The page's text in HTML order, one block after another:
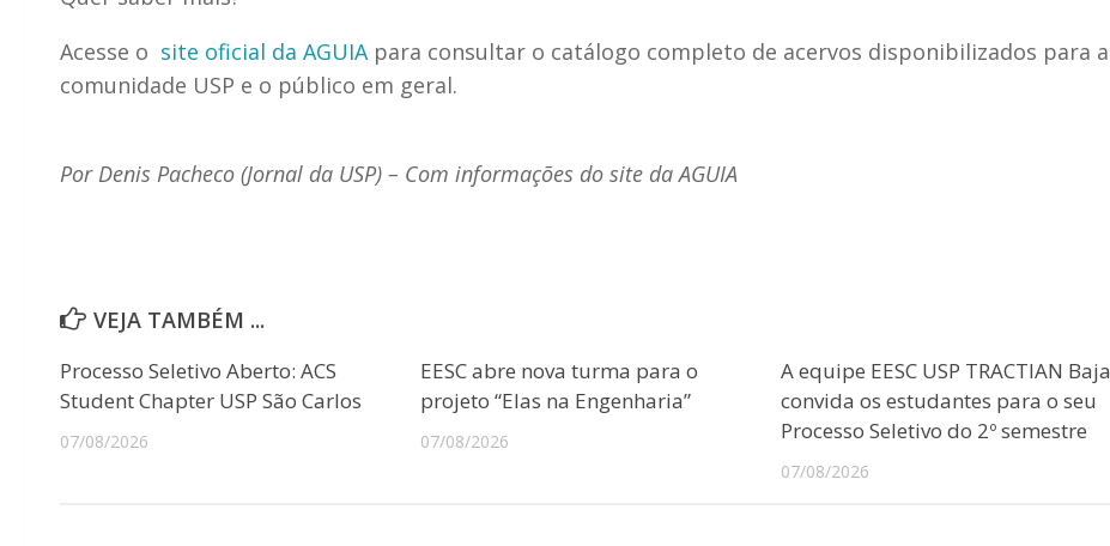
Acesse o site oficial da AGUIA para consultar o catálogo completo de acervos disponibilizados para a
comunidade USP e o público em geral.
Por Denis Pacheco (Jornal da USP) – Com informações do site da AGUIA
VEJA TAMBÉM ...
Processo Seletivo Aberto: ACS
Student Chapter USP São Carlos
07/08/2026
EESC abre nova turma para o
projeto “Elas na Engenharia”
07/08/2026
A equipe EESC USP TRACTIAN Baja
convida os estudantes para o seu
Processo Seletivo do 2º semestre
07/08/2026